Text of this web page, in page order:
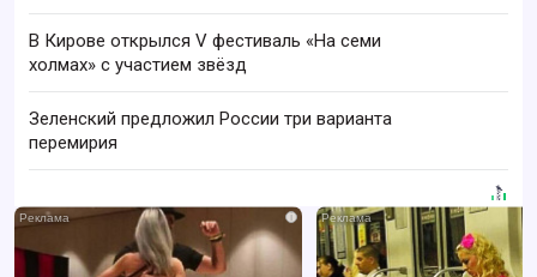
В Кирове открылся V фестиваль «На семи
холмах» с участием звёзд
Зеленский предложил России три варианта
перемирия
i